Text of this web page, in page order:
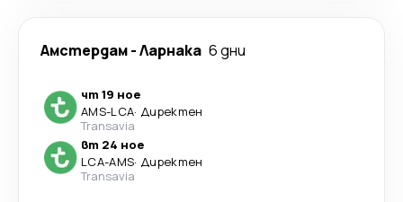
Амстердам-Ларнака 6 дни
чт 19 ное
AMS-LCA· Директен
Transavia
вт 24 ное
LCA-AMS· Директен
Transavia